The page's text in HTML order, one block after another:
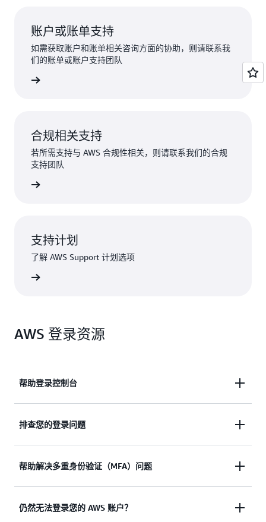
账户或账单支持
如需获取账户和账单相关咨询方面的协助，则请联系我
们的账单或账户支持团队
合规相关支持
若所需支持与 AWS 合规性相关，则请联系我们的合规
支持团队
支持计划
了解 AWS Support 计划选项
AWS 登录资源
帮助登录控制台
需要协助，以便登录 AWS 管理控制台？
排查您的登录问题
尝试登录，但凭证无效？ 或者没有访问 AWS 根用户
查看解决方案
帮助解决多重身份验证（MFA）问题
丢失或无法使用 Multi-Factor Authentication (MFA)
仍然无法登录您的 AWS 账户？